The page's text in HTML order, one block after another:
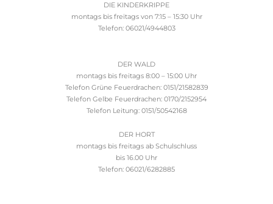
DIE KINDERKRIPPE
montags bis freitags von 7:15 – 15:30 Uhr
Telefon: 06021/4944803
DER WALD
montags bis freitags 8:00 – 15:00 Uhr
Telefon Grüne Feuerdrachen: 0151/21582839
Telefon Gelbe Feuerdrachen: 0170/2152954
Telefon Leitung: 0151/50542168
DER HORT
montags bis freitags ab Schulschluss
bis 16.00 Uhr
Telefon: 06021/6282885